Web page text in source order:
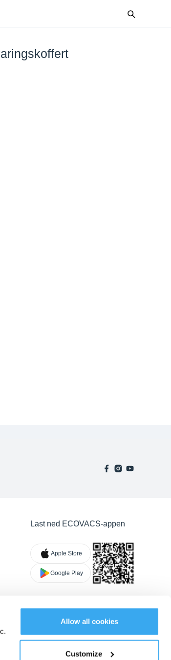
Allow all cookies
Customize
Last ned ECOVACS-appen
Apple Store
Google Play